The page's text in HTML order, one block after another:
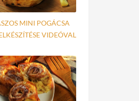
MINI POGÁCSA
VIDEÓVAL